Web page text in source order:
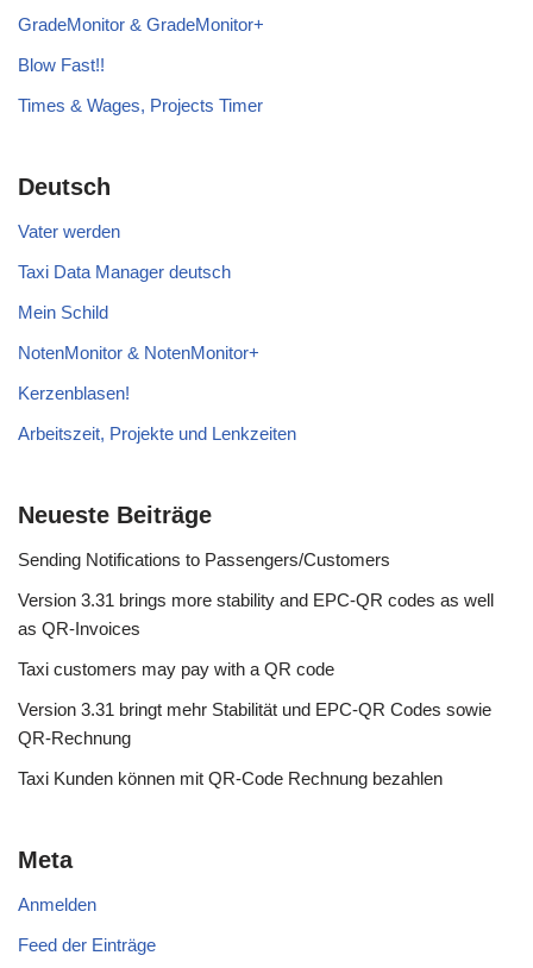
GradeMonitor & GradeMonitor+
Blow Fast!!
Times & Wages, Projects Timer
Deutsch
Vater werden
Taxi Data Manager deutsch
Mein Schild
NotenMonitor & NotenMonitor+
Kerzenblasen!
Arbeitszeit, Projekte und Lenkzeiten
Neueste Beiträge
Sending Notifications to Passengers/Customers
Version 3.31 brings more stability and EPC-QR codes as well
as QR-Invoices
Taxi customers may pay with a QR code
Version 3.31 bringt mehr Stabilität und EPC-QR Codes sowie
QR-Rechnung
Taxi Kunden können mit QR-Code Rechnung bezahlen
Meta
Anmelden
Feed der Einträge